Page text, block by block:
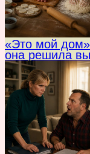
«Это мой
она решила